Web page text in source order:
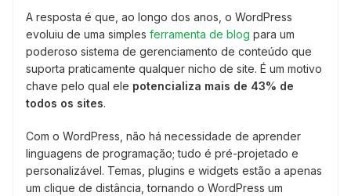
A resposta é que, ao longo dos anos, o WordPress
evoluiu de uma simples ferramenta de blog para um
poderoso sistema de gerenciamento de conteúdo que
suporta praticamente qualquer nicho de site. É um motivo
chave pelo qual ele potencializa mais de 43% de
todos os sites.
Com o WordPress, não há necessidade de aprender
linguagens de programação; tudo é pré-projetado e
personalizável. Temas, plugins e widgets estão a apenas
um clique de distância, tornando o WordPress um